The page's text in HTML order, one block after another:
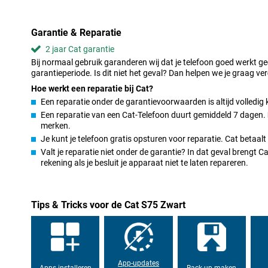
Snelle hardware en verbinding
toestel krachtig genoeg is voor de alledaagse apps, zoals
Facebook. De 6GB aan werkgeheugen zorgt ervoor dat jij
zonder dat je last hebt van haperingen.
Geschikt voor draadloos opladen
Een krachtige batterij, dat heeft deze Cat S75 Zwart. De batterij
over meer dan 4000mAh! Hiermee hoef je je apparaat sowieso
Tegenwoordig kan bijna alles draadloos, zo ook het opladen van
beschikt dan ook over draadloos opladen. Hierdoor hoef jij je
kabels als je je telefoon oplaadt.
blootstelling aan water. Deze smartphone van Cat is MIL-STD
een aantal testen heeft ondergaan. Zo kan hij onder andere
Je kunt het geheugen uitbreiden door de dualsim op te
Garantie & Reparatie
2 jaar Cat garantie
Bij normaal gebruik garanderen wij dat je telefoon goed werkt
garantieperiode. Is dit niet het geval? Dan helpen we je graag
Hoe werkt een reparatie bij Cat?
Een reparatie onder de garantievoorwaarden is altijd volledig
Een reparatie van een Cat-Telefoon duurt gemiddeld 7
merken.
Je kunt je telefoon gratis opsturen voor reparatie. Cat betaalt
Valt je reparatie niet onder de garantie? In dat geval brengt
rekening als je besluit je apparaat niet te laten repareren.
Tips & Tricks voor de Cat S75 Zwart
App-updates